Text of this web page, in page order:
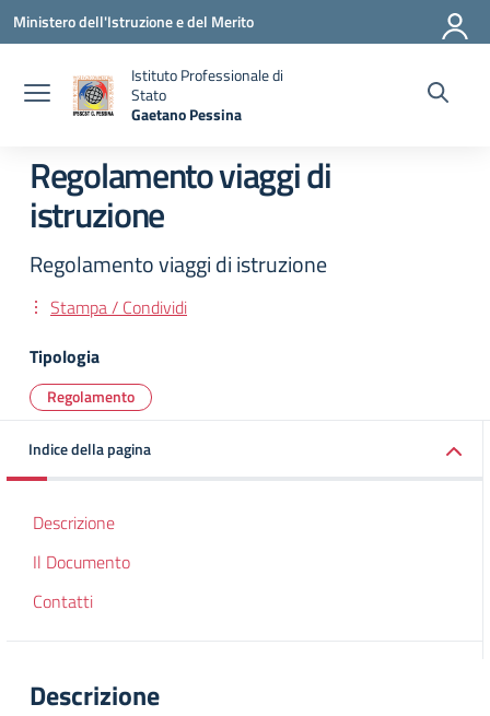
Vai ai contenuti
Vai al menu di navigazione
Vai al footer
Ministero dell'Istruzione e del Merito
Istituto Professionale di
Stato
Gaetano Pessina
Regolamento viaggi di
istruzione
Regolamento viaggi di istruzione
Stampa / Condividi
Tipologia
Regolamento
Indice della pagina
Descrizione
Il Documento
Contatti
Descrizione